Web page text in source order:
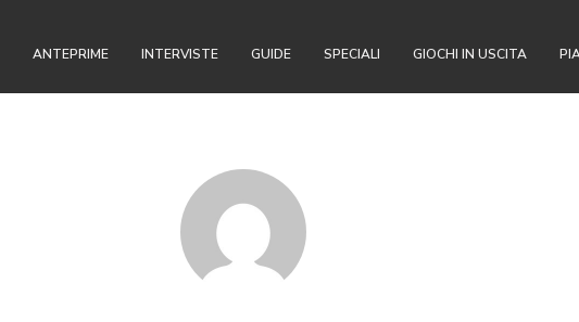
ANTEPRIME INTERVISTE GUIDE SPECIALI GIOCHI IN USCITA